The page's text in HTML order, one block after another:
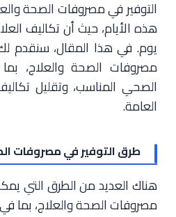
التوفير في مصروفات الصحة
هذه الأيام، حيث أن تكاليف
يوم. في هذا المقال، سنقدم
مصروفات الصحة والعلاج،
الصحي المناسب، وتقليل
العامة.
طرق التوفير في مصروفات
هناك العديد من الطرق التي
مصروفات الصحة والعلاج، بما